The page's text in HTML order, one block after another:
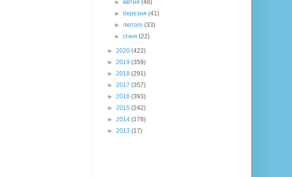
►квітня(48)
►березня(41)
►лютого(33)
►січня(22)
► 2020 (422)
► 2019 (359)
► 2018 (291)
► 2017 (357)
► 2016 (393)
► 2015 (242)
► 2014 (178)
► 2013 (17)